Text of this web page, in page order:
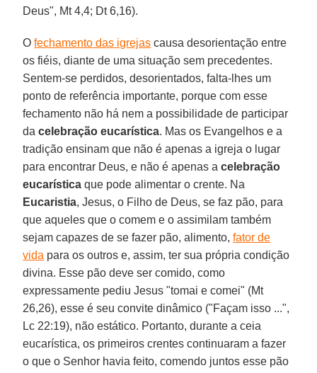
Deus", Mt 4,4; Dt 6,16).
Ofechamento das igrejas causa desorientação entre
os fiéis, diante de uma situação sem precedentes.
Sentem-se perdidos, desorientados, falta-lhes um
ponto de referência importante, porque com esse
fechamento não há nem a possibilidade de participar
dacelebração eucarística. Mas os Evangelhos e a
tradição ensinam que não é apenas a igreja o lugar
para encontrar Deus, e não é apenas acelebração
eucarística que pode alimentar o crente. Na
Eucaristia, Jesus, o Filho de Deus, se faz pão, para
que aqueles que o comem e o assimilam também
sejam capazes de se fazer pão, alimento,fator de
vida para os outros e, assim, ter sua própria condição
divina. Esse pão deve ser comido, como
expressamente pediu Jesus "tomai e comei" (Mt
26,26), esse é seu convite dinâmico ("Façam isso ...",
Lc 22:19), não estático. Portanto, durante a ceia
eucarística, os primeiros crentes continuaram a fazer
o que o Senhor havia feito, comendo juntos esse pão